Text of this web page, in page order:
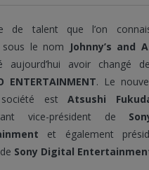
de talent que l’on
sous le nom Johnny’s and
aujourd’hui avoir changé
ENTERTAINMENT. Le
estAtsushi
vice-président de
et également
Sony Digital